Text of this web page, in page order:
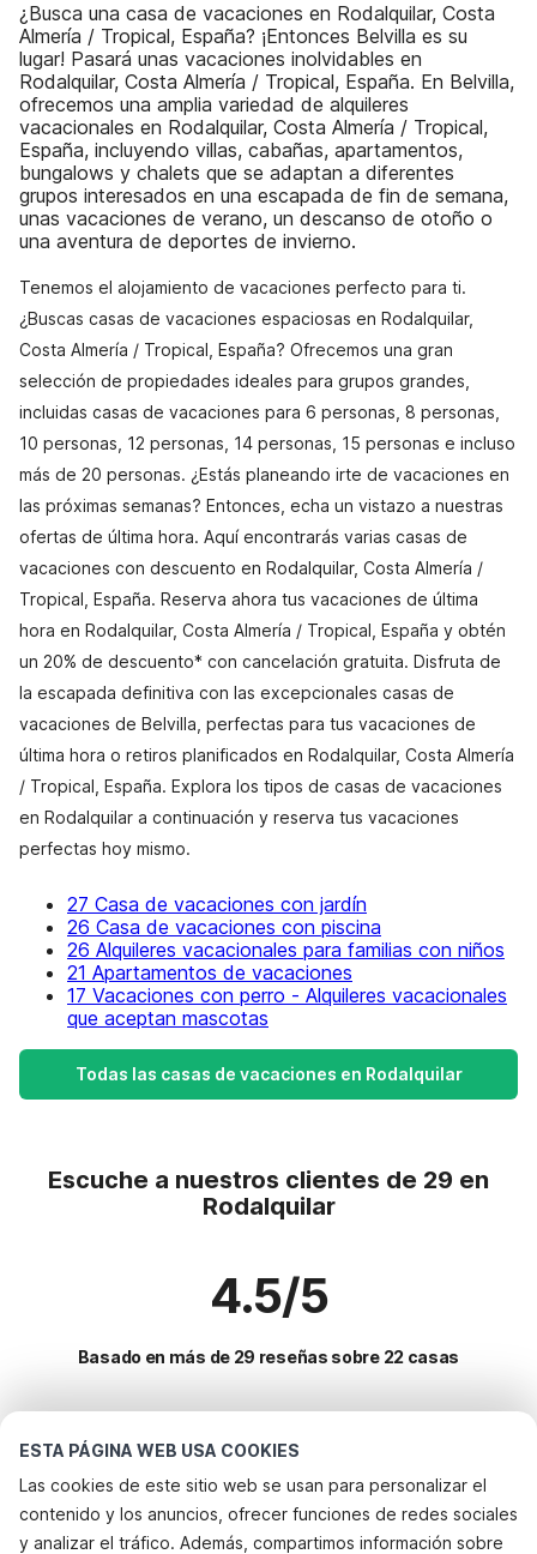
ESTA PÁGINA WEB USA COOKIES
Las cookies de este sitio web se usan para personalizar el
contenido y los anuncios, ofrecer funciones de redes sociales
y analizar el tráfico. Además, compartimos información sobre
¿Busca una casa de vacaciones en Rodalquilar, Costa
Almería / Tropical, España? ¡Entonces Belvilla es su
lugar! Pasará unas vacaciones inolvidables en
Rodalquilar, Costa Almería / Tropical, España. En Belvilla,
ofrecemos una amplia variedad de alquileres
vacacionales en Rodalquilar, Costa Almería / Tropical,
España, incluyendo villas, cabañas, apartamentos,
bungalows y chalets que se adaptan a diferentes
grupos interesados en una escapada de fin de semana,
unas vacaciones de verano, un descanso de otoño o
una aventura de deportes de invierno.
Tenemos el alojamiento de vacaciones perfecto para ti.
¿Buscas casas de vacaciones espaciosas en Rodalquilar,
Costa Almería / Tropical, España? Ofrecemos una gran
selección de propiedades ideales para grupos grandes,
incluidas casas de vacaciones para 6 personas, 8 personas,
10 personas, 12 personas, 14 personas, 15 personas e incluso
más de 20 personas. ¿Estás planeando irte de vacaciones en
las próximas semanas? Entonces, echa un vistazo a nuestras
ofertas de última hora. Aquí encontrarás varias casas de
vacaciones con descuento en Rodalquilar, Costa Almería /
Tropical, España. Reserva ahora tus vacaciones de última
hora en Rodalquilar, Costa Almería / Tropical, España y obtén
un 20% de descuento* con cancelación gratuita. Disfruta de
la escapada definitiva con las excepcionales casas de
vacaciones de Belvilla, perfectas para tus vacaciones de
última hora o retiros planificados en Rodalquilar, Costa Almería
/ Tropical, España. Explora los tipos de casas de vacaciones
en Rodalquilar a continuación y reserva tus vacaciones
perfectas hoy mismo.
27 Casa de vacaciones con jardín
26 Casa de vacaciones con piscina
26 Alquileres vacacionales para familias con niños
21 Apartamentos de vacaciones
17 Vacaciones con perro - Alquileres vacacionales
que aceptan mascotas
Todas las casas de vacaciones en Rodalquilar
Escuche a nuestros clientes de 29 en
Rodalquilar
4.5/5
Basado en más de 29 reseñas sobre 22 casas
Destinos más populares para vacaciones
Ciudades con los mejores servicios para vacaciones
Alquileres vacacionales para familias con niños calahonda